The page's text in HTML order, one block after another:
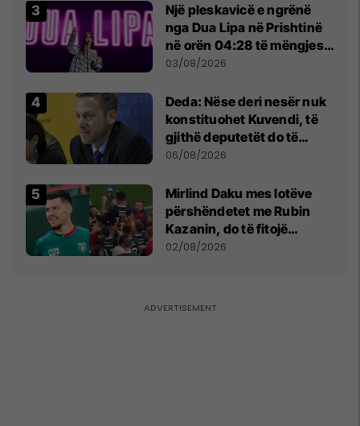
Një pleskavicë e ngrënë
nga Dua Lipa në Prishtinë
në orën 04:28 të mëngjesit
- dhe bota digjitale serbe
03/08/2026
Deda: Nëse deri nesër nuk
konstituohet Kuvendi, të
gjithë deputetët do të
bëjnë shkelje të rëndë
06/08/2026
Mirlind Daku mes lotëve
përshëndetet me Rubin
Kazanin, do të fitojë
miliona te Spartak Moska
02/08/2026